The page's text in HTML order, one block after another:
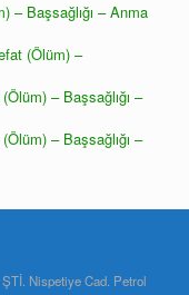
– Başsağlığı – Anma
(Ölüm) –
– Başsağlığı –
– Başsağlığı –
Nispetiye Cad. Petrol